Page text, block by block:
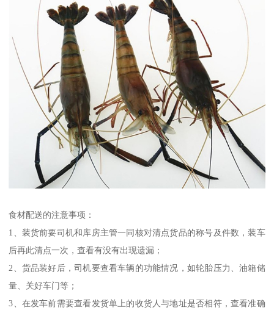
食材配送的注意事项：
1、装货前要司机和库房主管一同核对清点货品的称号及件数，装车
后再此清点一次，查看有没有出现遗漏；
2、货品装好后，司机要查看车辆的功能情况，如轮胎压力、油箱储
量、关好车门等；
3、在发车前需要查看发货单上的收货人与地址是否相符，查看准确